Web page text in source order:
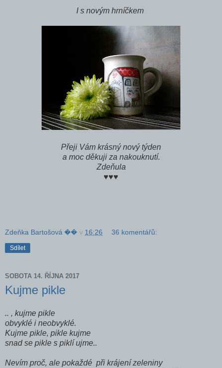
I s novým hrníčkem
Přeji Vám krásný nový týden
a moc děkuji za nakouknutí.
Zdeňula
♥♥♥
Zdeňka Bartošová �� v 16:26 36 komentářů:
Sdílet
SOBOTA 14. ŘÍJNA 2017
Kujme pikle
.. , kujme pikle
obvyklé i neobvyklé.
Kujme pikle, pikle kujme
snad se pikle s piklí ujme..
Nevím proč, ale pokaždé při krájení zeleniny